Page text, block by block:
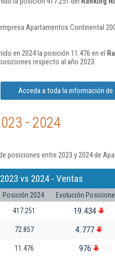
Apartamentos Continental
en 2024 la posición 11.476 en el
respecto al año 2023.
Acceda a toda la información
- 2024
posiciones entre 2023 y 2024 de
vs 2024 - Ventas
Posición 2024
Evolución
417.251 19.434
72.857 4.777
11.476 976